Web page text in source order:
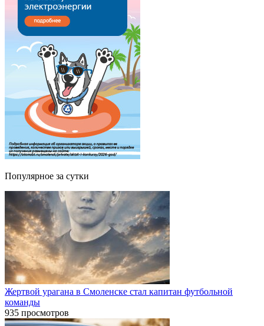
Популярное за сутки
Жертвой урагана в Смоленске стал капитан футбольной
команды
935 просмотров